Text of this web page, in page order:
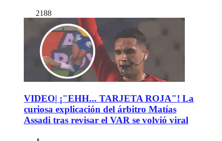
2188
VIDEO| ¡"EHH... TARJETA ROJA"! La
curiosa explicación del árbitro Matías
Assadi tras revisar el VAR se volvió viral